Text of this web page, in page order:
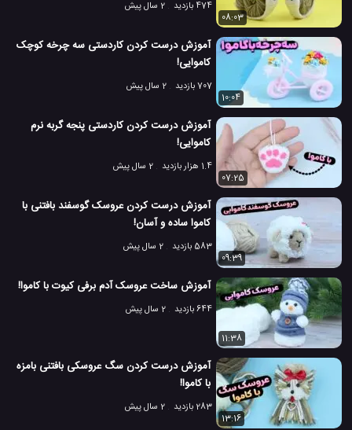
474 بازدید
2 سال پیش
08:03
آموزش درست کردن کاردستی سه چرخه کوچک
کاموایی!
707 بازدید
2 سال پیش
10:04
آموزش درست کردن کاردستی پنجه گربه نرم
کاموایی!
1.4 هزار بازدید
2 سال پیش
07:25
آموزش درست کردن عروسک گوسفند بافتنی با
کاموا ساده و آسان!
583 بازدید
2 سال پیش
09:39
آموزش ساخت عروسک آدم برفی کیوت با کاموا!
644 بازدید 2 سال پیش
11:38
آموزش درست کردن سگ عروسکی بافتنی بامزه
با کاموا!
283 بازدید
2 سال پیش
13:16